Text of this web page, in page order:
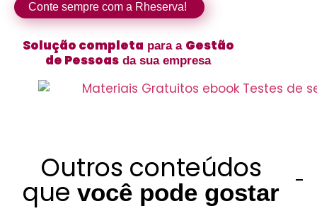
Conte sempre com a Rheserva!
Solução completa para a Gestão
de Pessoas da sua empresa
Outros conteúdos
quevocê pode gostar